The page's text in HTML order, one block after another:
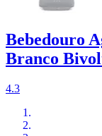
Bebedouro
Branco
4.3